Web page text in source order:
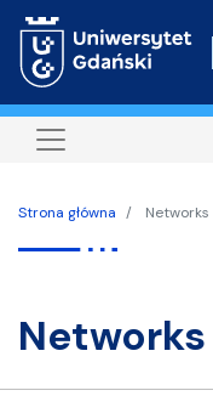
Strona główna Networks
Networks